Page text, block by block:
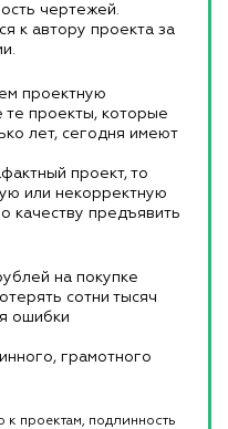
чертежей.
к автору проекта за
проектную
проекты, которые
лет, сегодня имеют
проект, то
или некорректную
качеству предъявить
на покупке
сотни тысяч
ошибки
грамотного
проектам, подлинность